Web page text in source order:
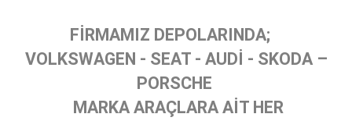
FİRMAMIZ DEPOLARINDA;
VOLKSWAGEN - SEAT - AUDİ - SKODA –
PORSCHE
MARKA ARAÇLARA AİT HER